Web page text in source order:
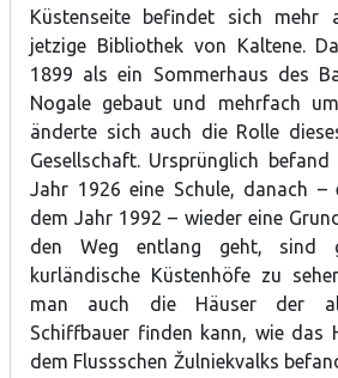
Küstenseite befindet sich mehr
jetzige Bibliothek von Kaltene.
1899 als ein Sommerhaus des
Nogale gebaut und mehrfach
änderte sich auch die Rolle
Gesellschaft. Ursprünglich
Jahr 1926 eine Schule, danach
dem Jahr 1992 – wieder eine
den Weg entlang geht, sind
kurländische Küstenhöfe zu
man auch die Häuser der
Schiffbauer finden kann, wie das
dem Flussschen Žulniekvalks